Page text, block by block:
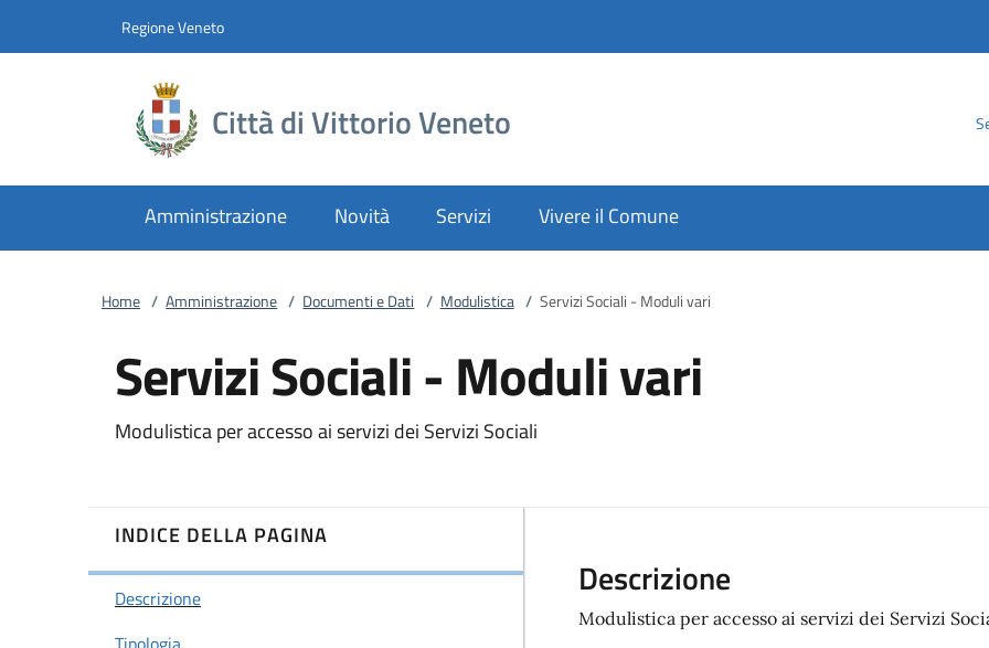
Regione Veneto
Città di Vittorio Veneto
Amministrazione Novità Servizi Vivere il Comune
Home / Amministrazione / Documenti e Dati / Modulistica / Servizi Sociali - Moduli vari
Servizi Sociali - Moduli vari
Modulistica per accesso ai servizi dei Servizi Sociali
INDICE DELLA PAGINA
Descrizione
Descrizione
Modulistica per accesso ai servizi dei Servizi